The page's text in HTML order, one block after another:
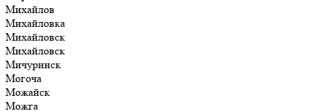
Михайлов
Михайловка
Михайловск
Михайловск
Мичуринск
Могоча
Можайск
Можга